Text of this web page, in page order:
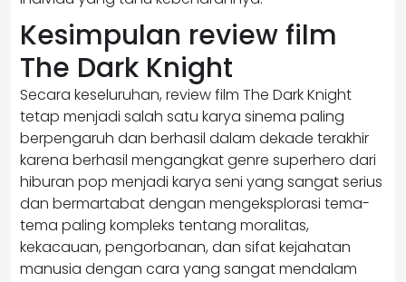
Kesimpulan review film
The Dark Knight
Secara keseluruhan, review film The Dark Knight
tetap menjadi salah satu karya sinema paling
berpengaruh dan berhasil dalam dekade terakhir
karena berhasil mengangkat genre superhero dari
hiburan pop menjadi karya seni yang sangat serius
dan bermartabat dengan mengeksplorasi tema-
tema paling kompleks tentang moralitas,
kekacauan, pengorbanan, dan sifat kejahatan
manusia dengan cara yang sangat mendalam